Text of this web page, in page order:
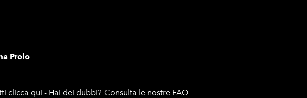
Prolo
clicca qui - Hai dei dubbi? Consulta le nostre FAQ